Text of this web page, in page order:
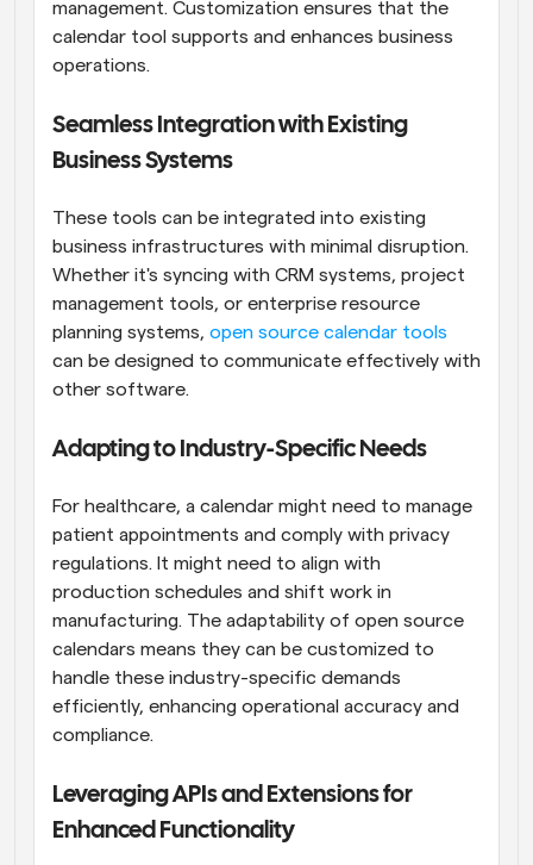
management. Customization ensures that the
calendar tool supports and enhances business
operations.
Seamless Integration with Existing
Business Systems
These tools can be integrated into existing
business infrastructures with minimal disruption.
Whether it's syncing with CRM systems, project
management tools, or enterprise resource
planning systems, open source calendar tools
can be designed to communicate effectively with
other software.
Adapting to Industry-Specific Needs
For healthcare, a calendar might need to manage
patient appointments and comply with privacy
regulations. It might need to align with
production schedules and shift work in
manufacturing. The adaptability of open source
calendars means they can be customized to
handle these industry-specific demands
efficiently, enhancing operational accuracy and
compliance.
Leveraging APIs and Extensions for
Enhanced Functionality